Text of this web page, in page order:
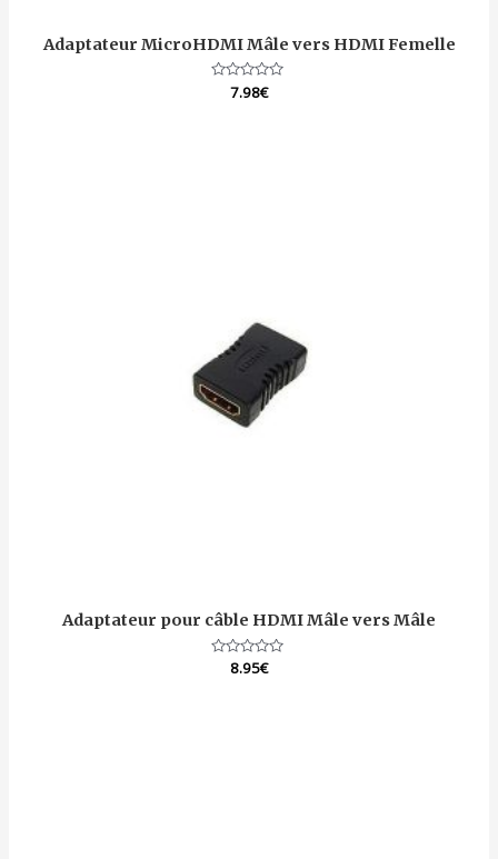
Adaptateur MicroHDMI Mâle vers HDMI Femelle
Note7.98€
Adaptateur pour câble HDMI Mâle vers Mâle
Note8.95€